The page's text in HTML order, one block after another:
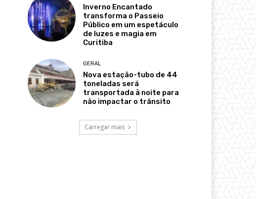
Inverno Encantado
transforma o Passeio
Público em um espetáculo
de luzes e magia em
Curitiba
GERAL
Nova estação-tubo de 44
toneladas será
transportada à noite para
não impactar o trânsito
Carregar mais